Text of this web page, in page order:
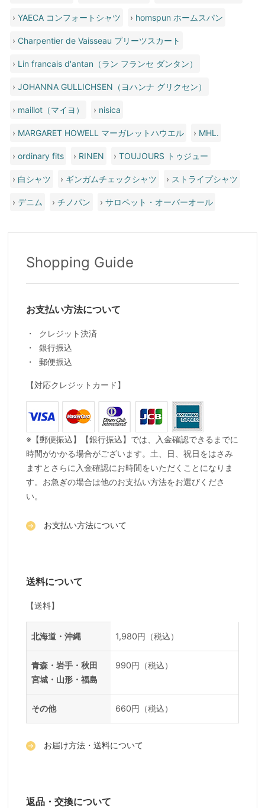
›YAECA コンフォートシャツ › homspun ホームスパン
› Charpentier de Vaisseau プリーツスカート
› Lin francais d'antan（ラン フランセ ダンタン）
›JOHANNA GULLICHSEN（ヨハンナ グリクセン）
› maillot（マイヨ） › nisica
› MARGARET HOWELL マーガレットハウエル › MHL.
›ordinary fits › RINEN ›TOUJOURS トゥジュー
› 白シャツ › ギンガムチェックシャツ › ストライプシャツ
›デニム ›チノパン ›サロペット・オーバーオール
Shopping Guide
お支払い方法について
クレジット決済
銀行振込
郵便振込
【対応クレジットカード】
※【郵便振込】【銀行振込】では、入金確認できるまでに
時間がかかる場合がございます。土、日、祝日をはさみ
ますとさらに入金確認にお時間をいただくことになりま
す。お急ぎの場合は他のお支払い方法をお選びくださ
い。
お支払い方法について
送料について
【送料】
地域 料金
北海道・沖縄 1,980円（税込）
青森・岩手・秋田
宮城・山形・福島
990円（税込）
その他 660円（税込）
お届け方法・送料について
返品・交換について